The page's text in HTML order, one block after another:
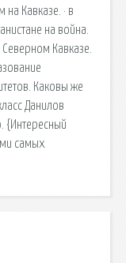
Кавказе. · в
на война.
Кавказе.
Каковы же
Данилов
{Интересный
самых